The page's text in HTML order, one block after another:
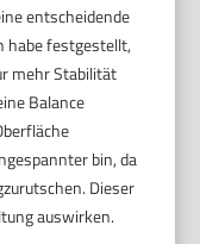
entscheidende
habe festgestellt,
mehr Stabilität
Balance
bin, da
Dieser
auswirken.